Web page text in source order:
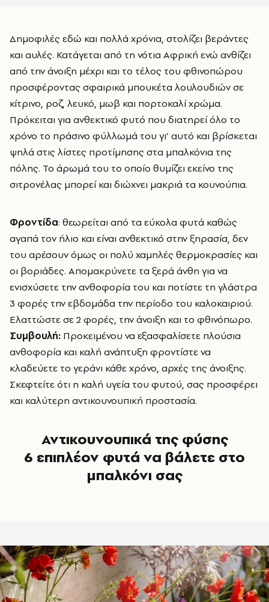
Δημοφιλές εδώ και πολλά χρόνια, στολίζει βεράντες
και αυλές. Κατάγεται από τη νότια Αφρική ενώ ανθίζει
από την άνοιξη μέχρι και το τέλος του φθινοπώρου
προσφέροντας σφαιρικά μπουκέτα λουλουδιών σε
κίτρινο, ροζ, λευκό, μωβ και πορτοκαλί χρώμα.
Πρόκειται για ανθεκτικό φυτό που διατηρεί όλο το
χρόνο το πράσινο φύλλωμά του γι’ αυτό και βρίσκεται
ψηλά στις λίστες προτίμησης στα μπαλκόνια της
πόλης. Το άρωμά του το οποίο θυμίζει εκείνο της
σιτρονέλας μπορεί και διώχνει μακριά τα κουνούπια.
Φροντίδα: θεωρείται από τα εύκολα φυτά καθώς
αγαπά τον ήλιο και είναι ανθεκτικό στην ξηρασία, δεν
του αρέσουν όμως οι πολύ χαμηλές θερμοκρασίες και
οι βοριάδες. Απομακρύνετε τα ξερά άνθη για να
ενισχύσετε την ανθοφορία του και ποτίστε τη γλάστρα
3 φορές την εβδομάδα την περίοδο του καλοκαιριού.
Ελαττώστε σε 2 φορές, την άνοιξη και το φθινόπωρο.
Συμβουλή: Προκειμένου να εξασφαλίσετε πλούσια
ανθοφορία και καλή ανάπτυξη φροντίστε να
κλαδεύετε το γεράνι κάθε χρόνο, αρχές της άνοιξης.
Σκεφτείτε ότι η καλή υγεία του φυτού, σας προσφέρει
και καλύτερη αντικουνουπική προστασία.
Αντικουνουπικά της φύσης
6 επιπλέον φυτά να βάλετε στο
μπαλκόνι σας